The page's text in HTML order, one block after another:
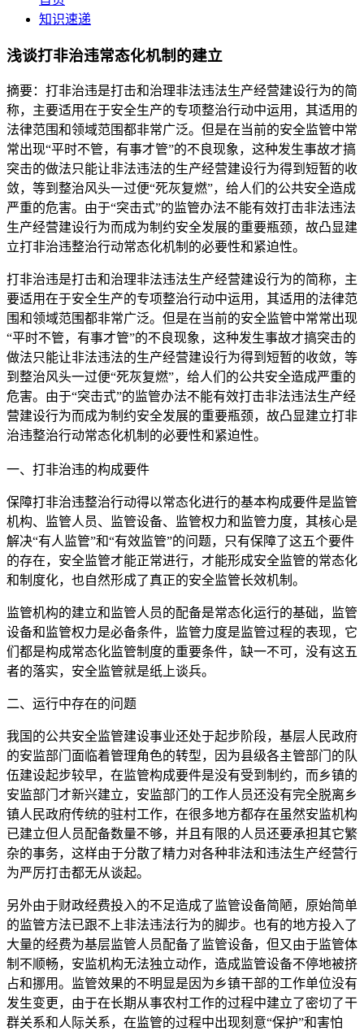
知识速递
浅谈打非治违常态化机制的建立
摘要：打非治违是打击和治理非法违法生产经营建设行为的简
称，主要适用在于安全生产的专项整治行动中运用，其适用的
法律范围和领域范围都非常广泛。但是在当前的安全监管中常
常出现“平时不管，有事才管”的不良现象，这种发生事故才搞
突击的做法只能让非法违法的生产经营建设行为得到短暂的收
敛，等到整治风头一过便“死灰复燃”，给人们的公共安全造成
严重的危害。由于“突击式”的监管办法不能有效打击非法违法
生产经营建设行为而成为制约安全发展的重要瓶颈，故凸显建
立打非治违整治行动常态化机制的必要性和紧迫性。
打非治违是打击和治理非法违法生产经营建设行为的简称，主
要适用在于安全生产的专项整治行动中运用，其适用的法律范
围和领域范围都非常广泛。但是在当前的安全监管中常常出现
“平时不管，有事才管”的不良现象，这种发生事故才搞突击的
做法只能让非法违法的生产经营建设行为得到短暂的收敛，等
到整治风头一过便“死灰复燃”，给人们的公共安全造成严重的
危害。由于“突击式”的监管办法不能有效打击非法违法生产经
营建设行为而成为制约安全发展的重要瓶颈，故凸显建立打非
治违整治行动常态化机制的必要性和紧迫性。
一、打非治违的构成要件
保障打非治违整治行动得以常态化进行的基本构成要件是监管
机构、监管人员、监管设备、监管权力和监管力度，其核心是
解决“有人监管”和“有效监管”的问题，只有保障了这五个要件
的存在，安全监管才能正常进行，才能形成安全监管的常态化
和制度化，也自然形成了真正的安全监管长效机制。
监管机构的建立和监管人员的配备是常态化运行的基础，监管
设备和监管权力是必备条件，监管力度是监管过程的表现，它
们都是构成常态化监管制度的重要条件，缺一不可，没有这五
者的落实，安全监管就是纸上谈兵。
二、运行中存在的问题
我国的公共安全监管建设事业还处于起步阶段，基层人民政府
的安监部门面临着管理角色的转型，因为县级各主管部门的队
伍建设起步较早，在监管构成要件是没有受到制约，而乡镇的
安监部门才新兴建立，安监部门的工作人员还没有完全脱离乡
镇人民政府传统的驻村工作，在很多地方都存在虽然安监机构
已建立但人员配备数量不够，并且有限的人员还要承担其它繁
杂的事务，这样由于分散了精力对各种非法和违法生产经营行
为严厉打击都无从谈起。
另外由于财政经费投入的不足造成了监管设备简陋，原始简单
的监管方法已跟不上非法违法行为的脚步。也有的地方投入了
大量的经费为基层监管人员配备了监管设备，但又由于监管体
制不顺畅，安监机构无法独立动作，造成监管设备不停地被挤
占和挪用。监管效果的不明显是因为乡镇干部的工作单位没有
发生变更，由于在长期从事农村工作的过程中建立了密切了干
群关系和人际关系，在监管的过程中出现刻意“保护”和害怕